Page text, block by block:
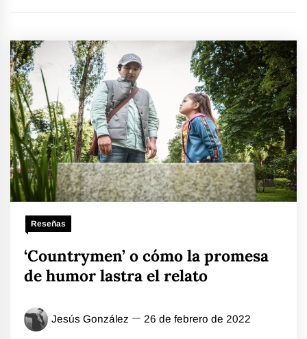
Reseñas
‘Countrymen’ o cómo la promesa
de humor lastra el relato
Jesús González 26 de febrero de 2022